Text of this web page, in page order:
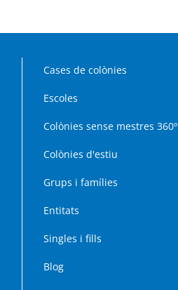
Cases de colònies
Escoles
Colònies sense mestres 360º
Colònies d'estiu
Grups i famílies
Entitats
Singles i fills
Blog